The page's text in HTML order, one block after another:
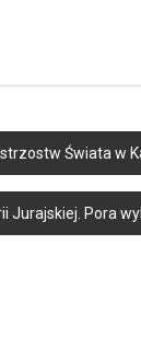
Świata w
Jurajskiej. Pora